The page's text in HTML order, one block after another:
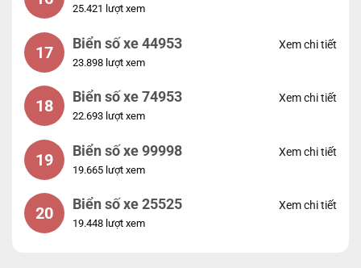
25.421 lượt xem
17 Biển số xe 44953
23.898 lượt xem
Xem chi tiết
18 Biển số xe 74953
22.693 lượt xem
Xem chi tiết
19 Biển số xe 99998
19.665 lượt xem
Xem chi tiết
20 Biển số xe 25525
19.448 lượt xem
Xem chi tiết